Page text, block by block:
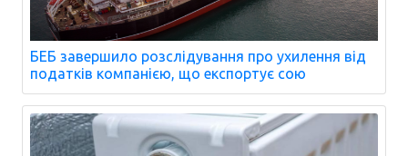
БЕБ завершило розслідування про ухилення від
податків компанією, що експортує сою